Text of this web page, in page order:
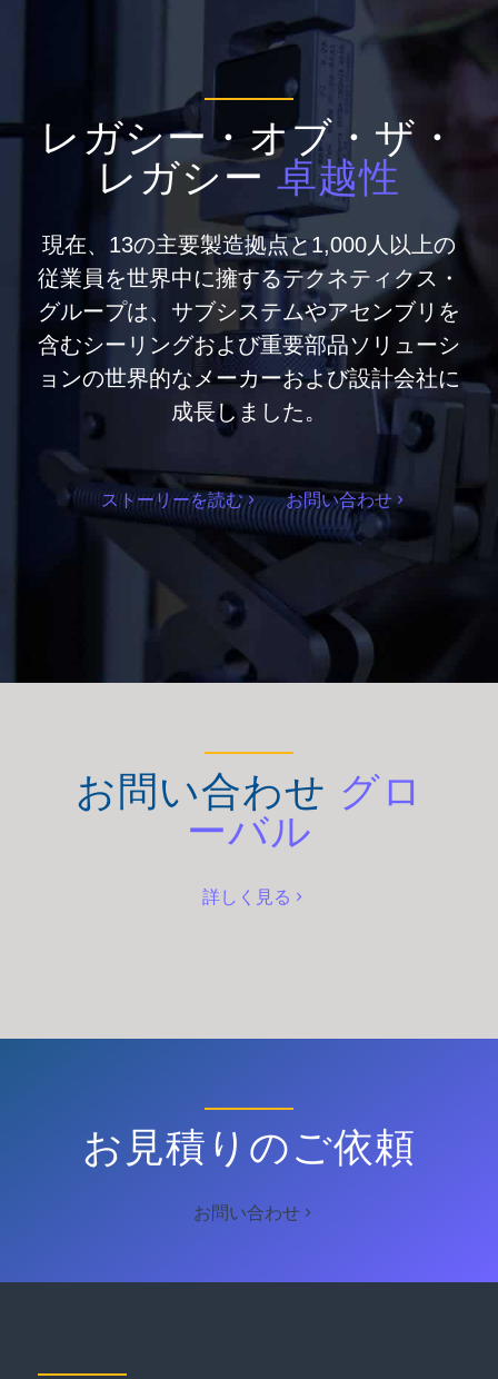
レガシー・オブ・ザ・
レガシー卓越性
現在、13の主要製造拠点と1,000人以上の
従業員を世界中に擁するテクネティクス・
グループは、サブシステムやアセンブリを
含むシーリングおよび重要部品ソリューシ
ョンの世界的なメーカーおよび設計会社に
成長しました。
ストーリーを読む お問い合わせ
お問い合わせ グロ
ーバル
詳しく見る
お見積りのご依頼
お問い合わせ